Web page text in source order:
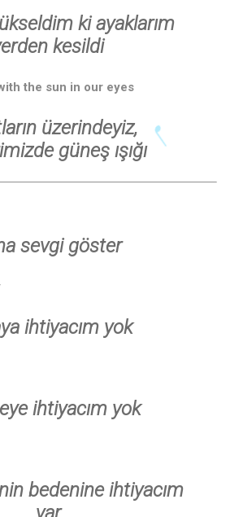
ki ayaklarım
kesildi
the sun in our eyes
üzerindeyiz,
güneş ışığı
sevgi göster
ihtiyacım yok
ihtiyacım yok
bedenine ihtiyacım